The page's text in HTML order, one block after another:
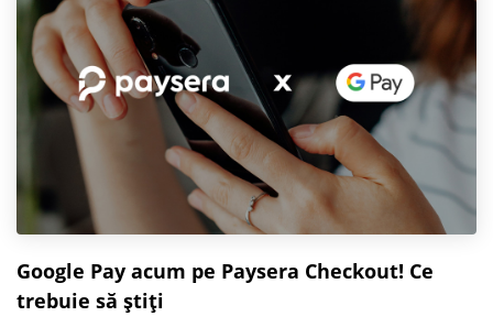
Google Pay acum pe Paysera Checkout! Ce
trebuie să știți